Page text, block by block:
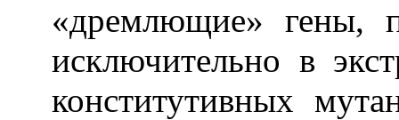
«дремлющие» гены,
исключительно в
конститутивных